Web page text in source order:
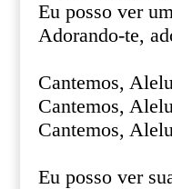
Eu posso ver
Adorando-te,
Cantemos,
Cantemos,
Cantemos,
Eu posso ver